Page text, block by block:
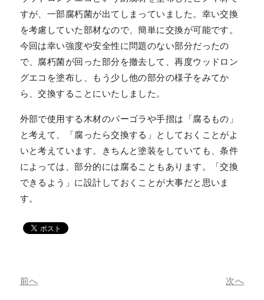
すが、一部腐朽菌が出てしまっていました。幸い交換
を考慮していた部材なので、簡単に交換が可能です。
今回は幸い強度や安全性に問題のない部分だったの
で、腐朽菌が回った部分を撤去して、再度ウッドロン
グエコを塗布し、もう少し他の部分の様子をみてか
ら、交換することにいたしました。
外部で使用する木材のパーゴラや手摺は「腐るもの」
と考えて、「腐ったら交換する」としておくことがよ
いと考えています。きちんと塗装をしていても、条件
によっては、部分的には腐ることもあります。「交換
できるよう」に設計しておくことが大事だと思いま
す。
前へ 次へ